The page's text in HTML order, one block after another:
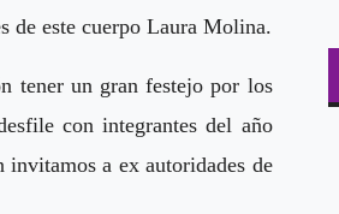
de este cuerpo Laura Molina.
tener un gran festejo por los
con integrantes del año
a ex autoridades de